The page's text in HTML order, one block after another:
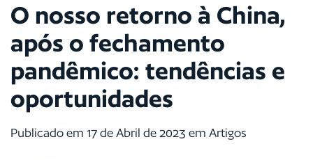
O nosso retorno à China,
após o fechamento
pandêmico: tendências e
oportunidades
Publicado em 17 de Abril de 2023 em Artigos